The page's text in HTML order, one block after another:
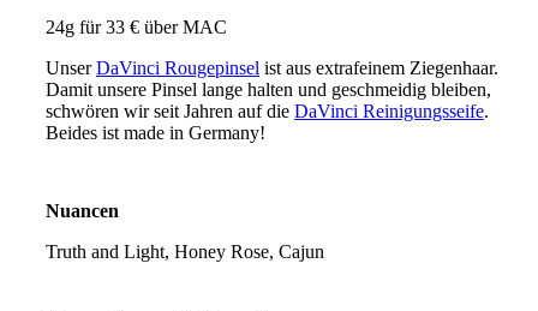
24g für 33 € über MAC
UnserDaVinci Rougepinsel ist aus extrafeinem Ziegenhaar.
Damit unsere Pinsel lange halten und geschmeidig bleiben,
schwören wir seit Jahren auf die DaVinci Reinigungsseife.
Beides ist made in Germany!
Nuancen
Truth and Light, Honey Rose, Cajun